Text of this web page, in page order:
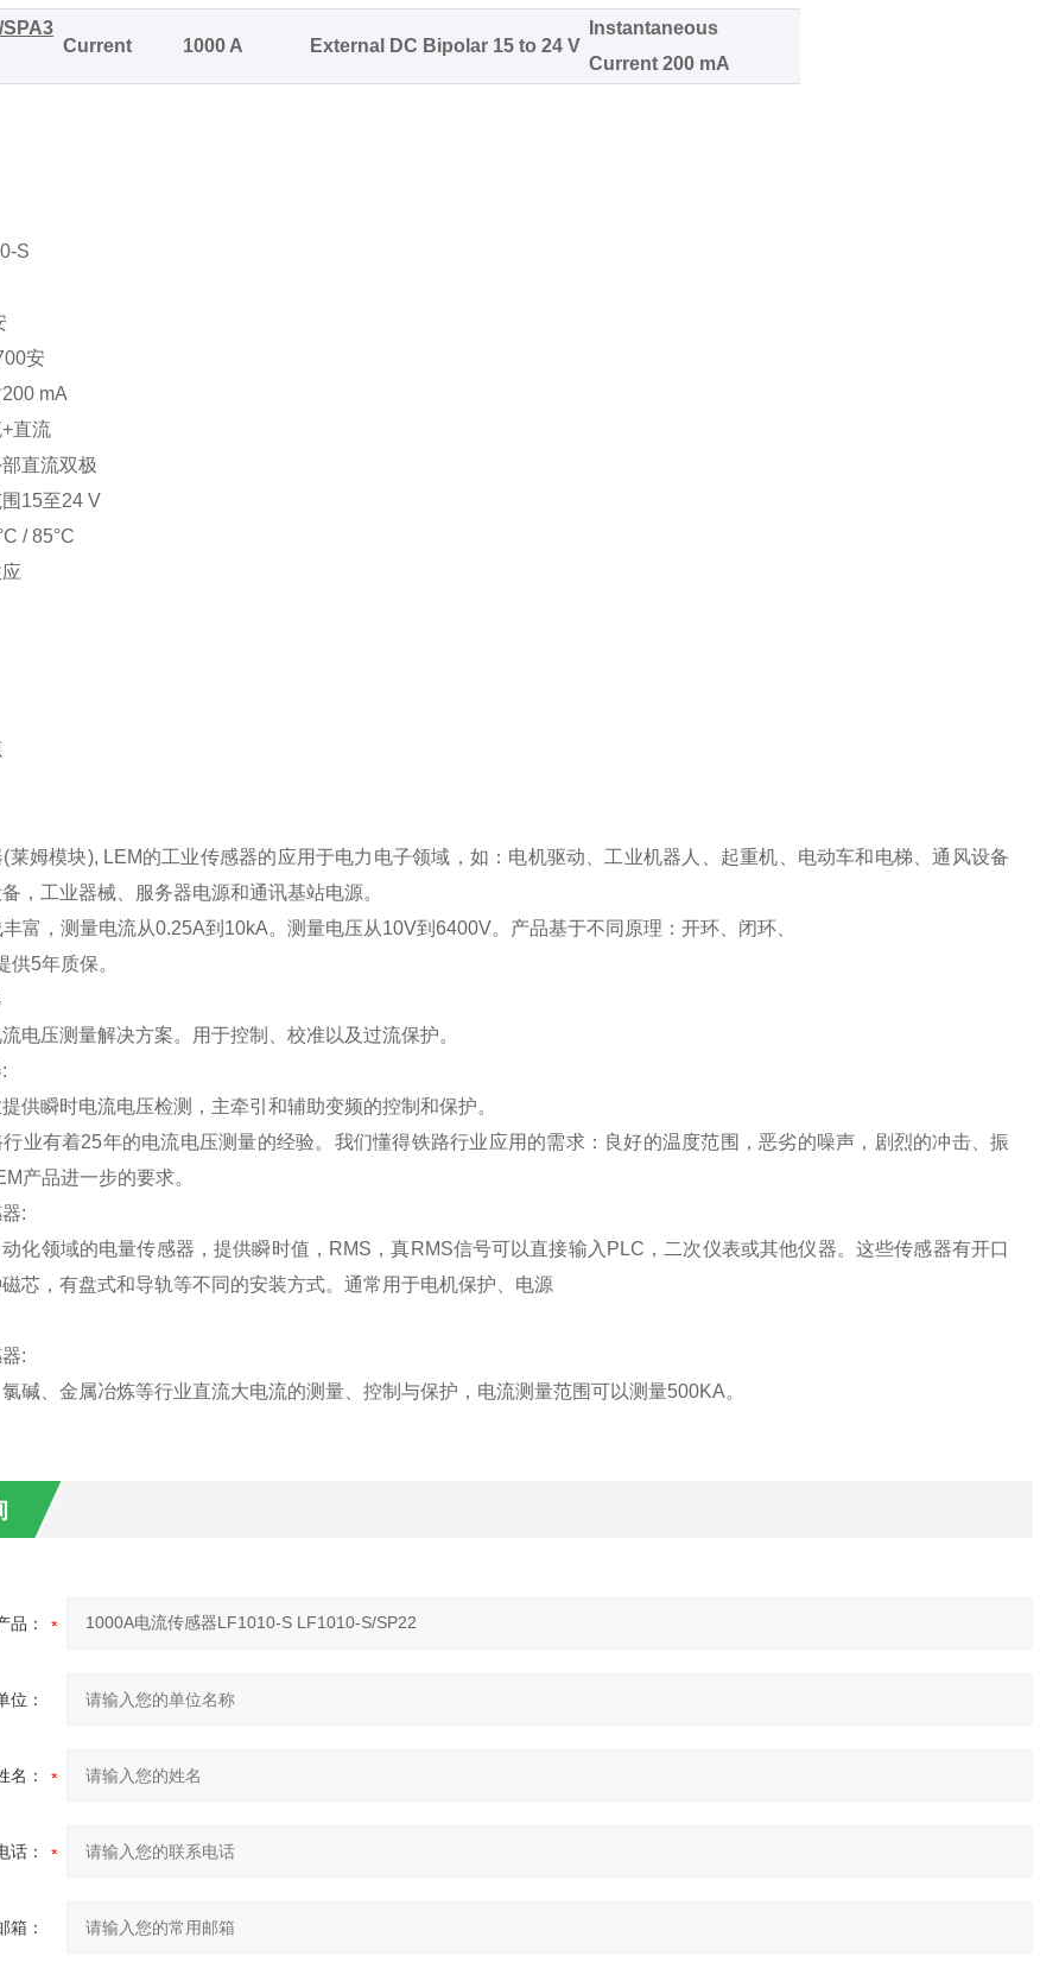
SPA3
Current
1000 A External DC Bipolar 15 to 24 V
Instantaneous
Current 200 mA
S
安
200 mA
+直流
直流双极
15至24 V
/ 85°C
(莱姆模块), LEM的工业传感器的应用于电力电子领域，如：电机驱动、工业机器人、起重机、电动车和电梯、通风设备
，工业器械、服务器电源和通讯基站电源。
丰富，测量电流从0.25A到10kA。测量电压从10V到6400V。产品基于不同原理：开环、闭环、
供5年质保。
电压测量解决方案。用于控制、校准以及过流保护。
供瞬时电流电压检测，主牵引和辅助变频的控制和保护。
行业有着25年的电流电压测量的经验。我们懂得铁路行业应用的需求：良好的温度范围，恶劣的噪声，剧烈的冲击、振
产品进一步的要求。
:
动化领域的电量传感器，提供瞬时值，RMS，真RMS信号可以直接输入PLC，二次仪表或其他仪器。这些传感器有开口
芯，有盘式和导轨等不同的安装方式。通常用于电机保护、电源
:
碱、金属冶炼等行业直流大电流的测量、控制与保护，电流测量范围可以测量500KA。
品：
位：
名：
话：
箱：